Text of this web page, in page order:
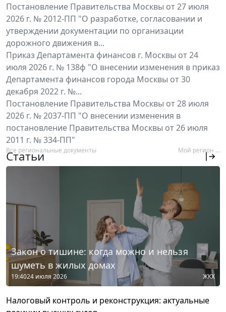
Постановление Правительства Москвы от 27 июля
2026 г. № 2012-ПП "О разработке, согласовании и
утверждении документации по организации
дорожного движения в...
Приказ Департамента финансов г. Москвы от 24
июля 2026 г. № 138ф "О внесении изменения в приказ
Департамента финансов города Москвы от 30
декабря 2022 г. №...
Постановление Правительства Москвы от 28 июля
2026 г. № 2037-ПП "О внесении изменения в
постановление Правительства Москвы от 26 июля
2011 г. № 334-ПП"
Все региональные документы Мой регион ...
Статьи
Закон о тишине: когда можно и нельзя
шуметь в жилых домах
19:4024 июля 2026 ЖКХ
Налоговый контроль и реконструкция: актуальные